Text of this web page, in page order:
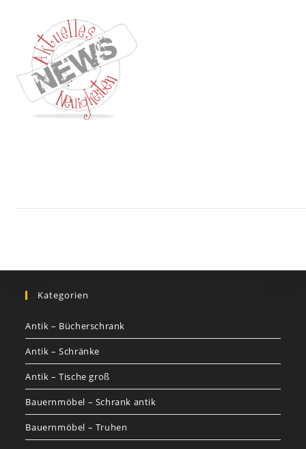
Kategorien
Antik – Bücherschrank
Antik – Schränke
Antik – Tische groß
Bauernmöbel – Schrank antik
Bauernmöbel – Truhen